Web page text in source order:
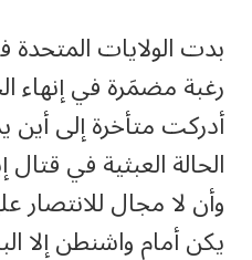
بدت الولايات المتحدة
رغبة مضمَرة في إنهاء
أدركت متأخرة إلى
الحالة العبثية في قتال
وأن لا مجال للانتصار
يكن أمام واشنطن إلا